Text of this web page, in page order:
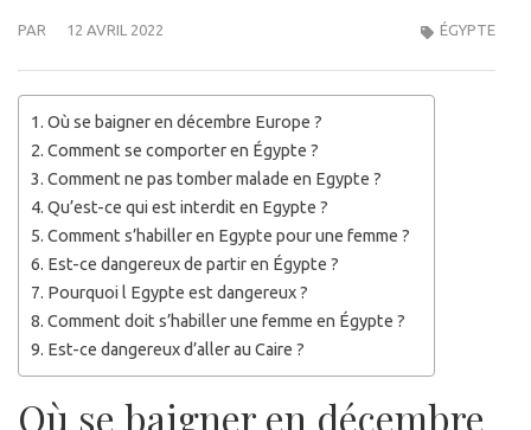
PAR 12 AVRIL 2022 ÉGYPTE
Où se baigner en décembre Europe ?
Comment se comporter en Égypte ?
Comment ne pas tomber malade en Egypte ?
Qu’est-ce qui est interdit en Egypte ?
Comment s’habiller en Egypte pour une femme ?
Est-ce dangereux de partir en Égypte ?
Pourquoi l Egypte est dangereux ?
Comment doit s’habiller une femme en Égypte ?
Est-ce dangereux d’aller au Caire ?
Où se baigner en décembre